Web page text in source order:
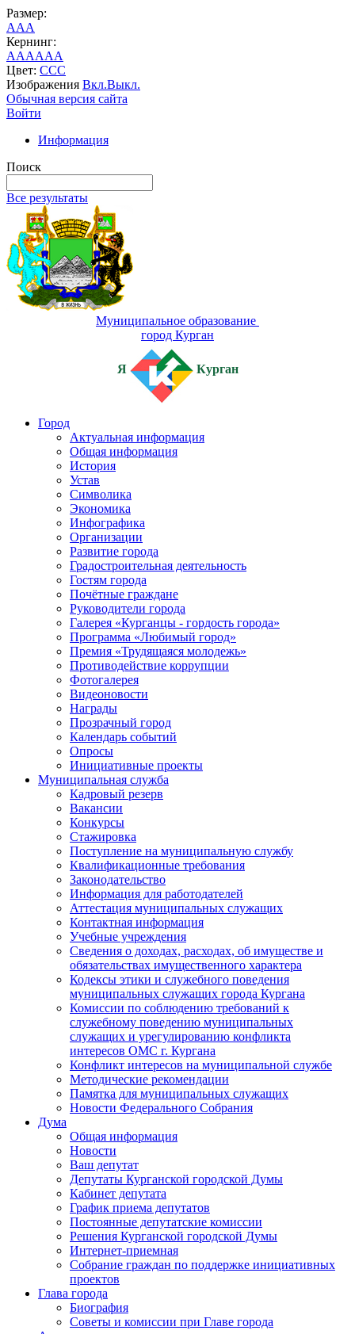
Размер:
AAA
Кернинг:
AAAAAA
Цвет: CCC
Изображения Вкл.Выкл.
Обычная версия сайта
Войти
Информация
Поиск
Все результаты
Муниципальное образование
город Курган
Я Курган
Город
Актуальная информация
Общая информация
История
Устав
Символика
Экономика
Инфографика
Организации
Развитие города
Градостроительная деятельность
Гостям города
Почётные граждане
Руководители города
Галерея «Курганцы - гордость города»
Программа «Любимый город»
Премия «Трудящаяся молодежь»
Противодействие коррупции
Фотогалерея
Видеоновости
Награды
Прозрачный город
Календарь событий
Опросы
Инициативные проекты
Муниципальная служба
Кадровый резерв
Вакансии
Конкурсы
Стажировка
Поступление на муниципальную службу
Квалификационные требования
Законодательство
Информация для работодателей
Аттестация муниципальных служащих
Контактная информация
Учебные учреждения
Сведения о доходах, расходах, об имуществе и
обязательствах имущественного характера
Кодексы этики и служебного поведения
муниципальных служащих города Кургана
Комиссии по соблюдению требований к
служебному поведению муниципальных
служащих и урегулированию конфликта
интересов ОМС г. Кургана
Конфликт интересов на муниципальной службе
Методические рекомендации
Памятка для муниципальных служащих
Новости Федерального Cобрания
Дума
Общая информация
Новости
Ваш депутат
Депутаты Курганской городской Думы
Кабинет депутата
График приема депутатов
Постоянные депутатские комиссии
Решения Курганской городской Думы
Интернет-приемная
Собрание граждан по поддержке инициативных
проектов
Глава города
Биография
Советы и комиссии при Главе города